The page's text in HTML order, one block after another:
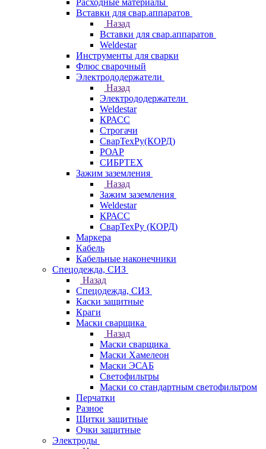
Расходные материалы
Вставки для свар.аппаратов
Назад
Вставки для свар.аппаратов
Weldestar
Инструменты для сварки
Флюс сварочный
Электрододержатели
Назад
Электрододержатели
Weldestar
КРАСС
Строгачи
СварТехРу(КОРД)
РОАР
СИБРТЕХ
Зажим заземления
Назад
Зажим заземления
Weldestar
КРАСС
СварТехРу (КОРД)
Маркера
Кабель
Кабельные наконечники
Спецодежда, СИЗ
Назад
Спецодежда, СИЗ
Каски защитные
Краги
Маски сварщика
Назад
Маски сварщика
Маски Хамелеон
Маски ЭСАБ
Светофильтры
Маски со стандартным светофильтром
Перчатки
Разное
Щитки защитные
Очки защитные
Электроды